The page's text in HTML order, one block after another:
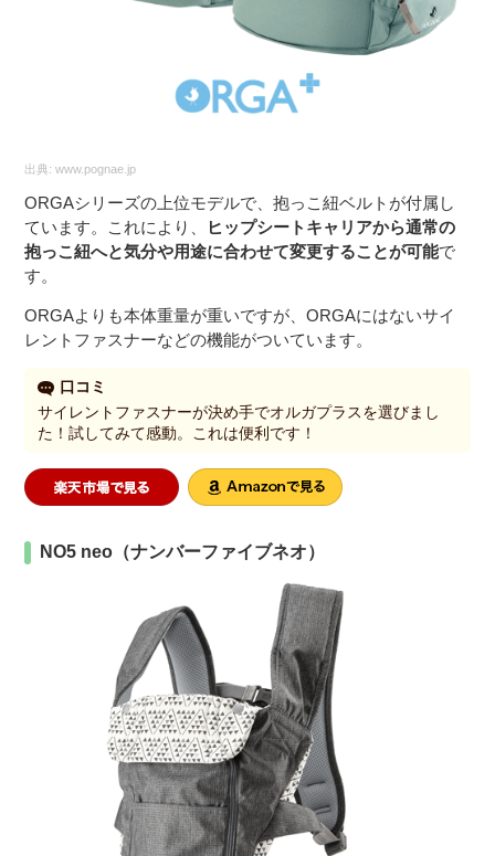
出典:www.pognae.jp
ORGAシリーズの上位モデルで、抱っこ紐ベルトが付属し
ています。これにより、
ヒップシートキャリアから通常の
抱っこ紐へと気分や用途に合わせて変更することが可能で
す。
ORGAよりも本体重量が重いですが、ORGAにはないサイ
レントファスナーなどの機能がついています。
口コミ
サイレントファスナーが決め手でオルガプラスを選びまし
た！試してみて感動。これは便利です！
NO5 neo（ナンバーファイブネオ）